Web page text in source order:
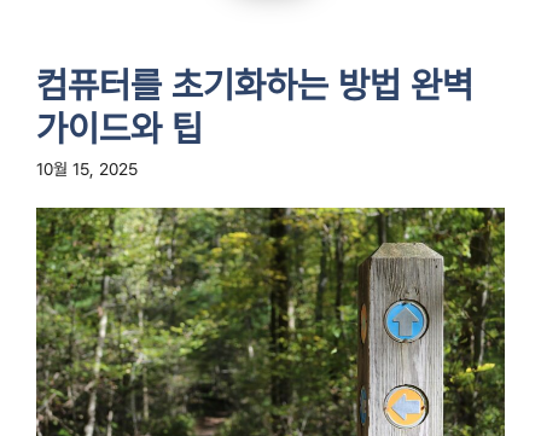
컴퓨터를 초기화하는 방법 완벽
가이드와 팁
10월 15, 2025